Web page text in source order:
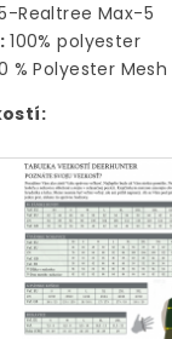
Realtree Max-5
100% polyester
% Polyester Mesh